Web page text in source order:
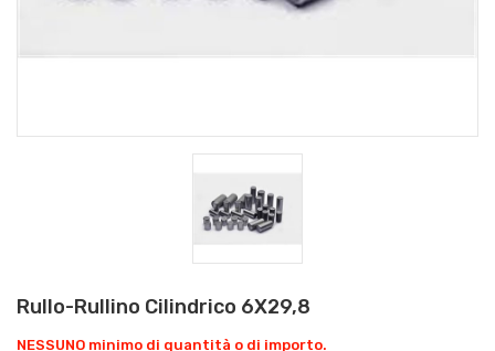
Rullo-Rullino Cilindrico 6X29,8
NESSUNO minimo di quantità o di importo.